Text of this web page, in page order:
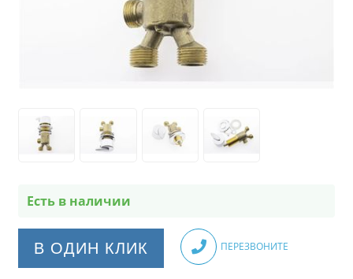
Есть в наличии
В ОДИН КЛИК ПЕРЕЗВОНИТЕ